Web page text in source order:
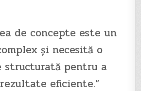
de concepte este un
și necesită o
structurată pentru a
eficiente.”